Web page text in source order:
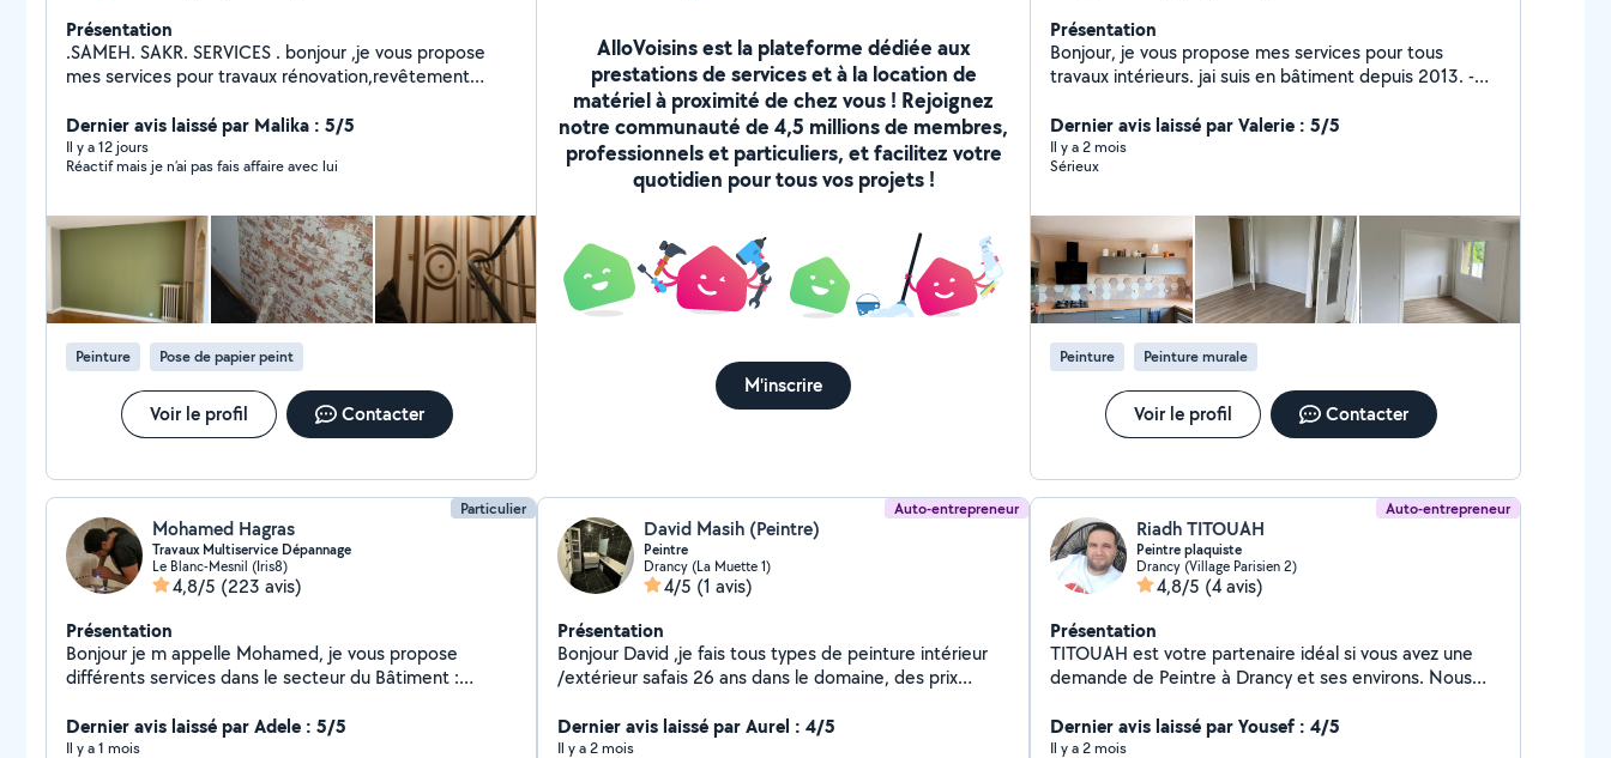
Présentation
.SAMEH. SAKR. SERVICES . bonjour ,je vous propose
mes services pour travaux rénovation,revêtement
_____________________peintures ______________________ enduit total
ou enduit partielle . rebouchag, ponçage.,peinture---
satin,mat,velours,glycro, peintures décorative ,.pose
.peinture des portes ou des fenêtres.
_____________________maçonnerie_________________________ faire de
faux plafond "ba13", faire de cloison en placo plâtre
"ba13" ,isolation murs et plafonds. pose carrelage ou
pose faïence. pose crédence . ou pose vérier
_______________revêtement de sol_______________ pose parquet
stratifié ou contre coller ou massif . pose pvc clipsabl.
ou lino vnyil. fair des regréage . électricité. plomberie.
montage de meubles. ""n'hésitez pas de me contacter
pour plus des renseignements . à votre service 7/7 ::
Dernier avis laissé par Malika : 5/5
Il y a 12 jours
Réactif mais je n’ai pas fais affaire avec lui
Peinture Pose de papier peint
Voir le profil Contacter
AlloVoisins est la plateforme dédiée aux
prestations de services et à la location de
matériel à proximité de chez vous ! Rejoignez
notre communauté de 4,5 millions de membres,
professionnels et particuliers, et facilitez votre
quotidien pour tous vos projets !
M'inscrire
Présentation
Bonjour, je vous propose mes services pour tous
travaux intérieurs. jai suis en bâtiment depuis 2013. -
doublage - Cloisons, Faux-Plafonds, Isolation, -
Rénovation complet - Enduit, Peinture - Carrelage
Dernier avis laissé par Valerie : 5/5
Il y a 2 mois
Sérieux
Peinture Peinture murale
Voir le profil Contacter
Particulier
Mohamed Hagras
Travaux Multiservice Dépannage
Le Blanc-Mesnil (Iris8)
4,8/5 (223 avis)
Présentation
Bonjour je m appelle Mohamed, je vous propose
différents services dans le secteur du Bâtiment :
Chauffage, Electricité, Génie Climatique, Montage des
meubles, Pose de Cuisine et Salle de Bain / WC,
Dernier avis laissé par Adele : 5/5
Il y a 1 mois
Auto-entrepreneur
David Masih (Peintre)
Peintre
Drancy (La Muette 1)
4/5 (1 avis)
Présentation
Bonjour David ,je fais tous types de peinture intérieur
/extérieur safais 26 ans dans le domaine, des prix
Dernier avis laissé par Aurel : 4/5
Il y a 2 mois
Auto-entrepreneur
Riadh TITOUAH
Peintre plaquiste
Drancy (Village Parisien 2)
4,8/5 (4 avis)
Présentation
TITOUAH est votre partenaire idéal si vous avez une
demande de Peintre à Drancy et ses environs. Nous
Peinture intérieur, Peinture extérieure (façade,
balcon...), Laquer , Papier peint..., et bien plus encore.
Dernier avis laissé par Yousef : 4/5
Il y a 2 mois